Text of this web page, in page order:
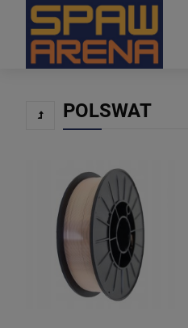
POLSWAT